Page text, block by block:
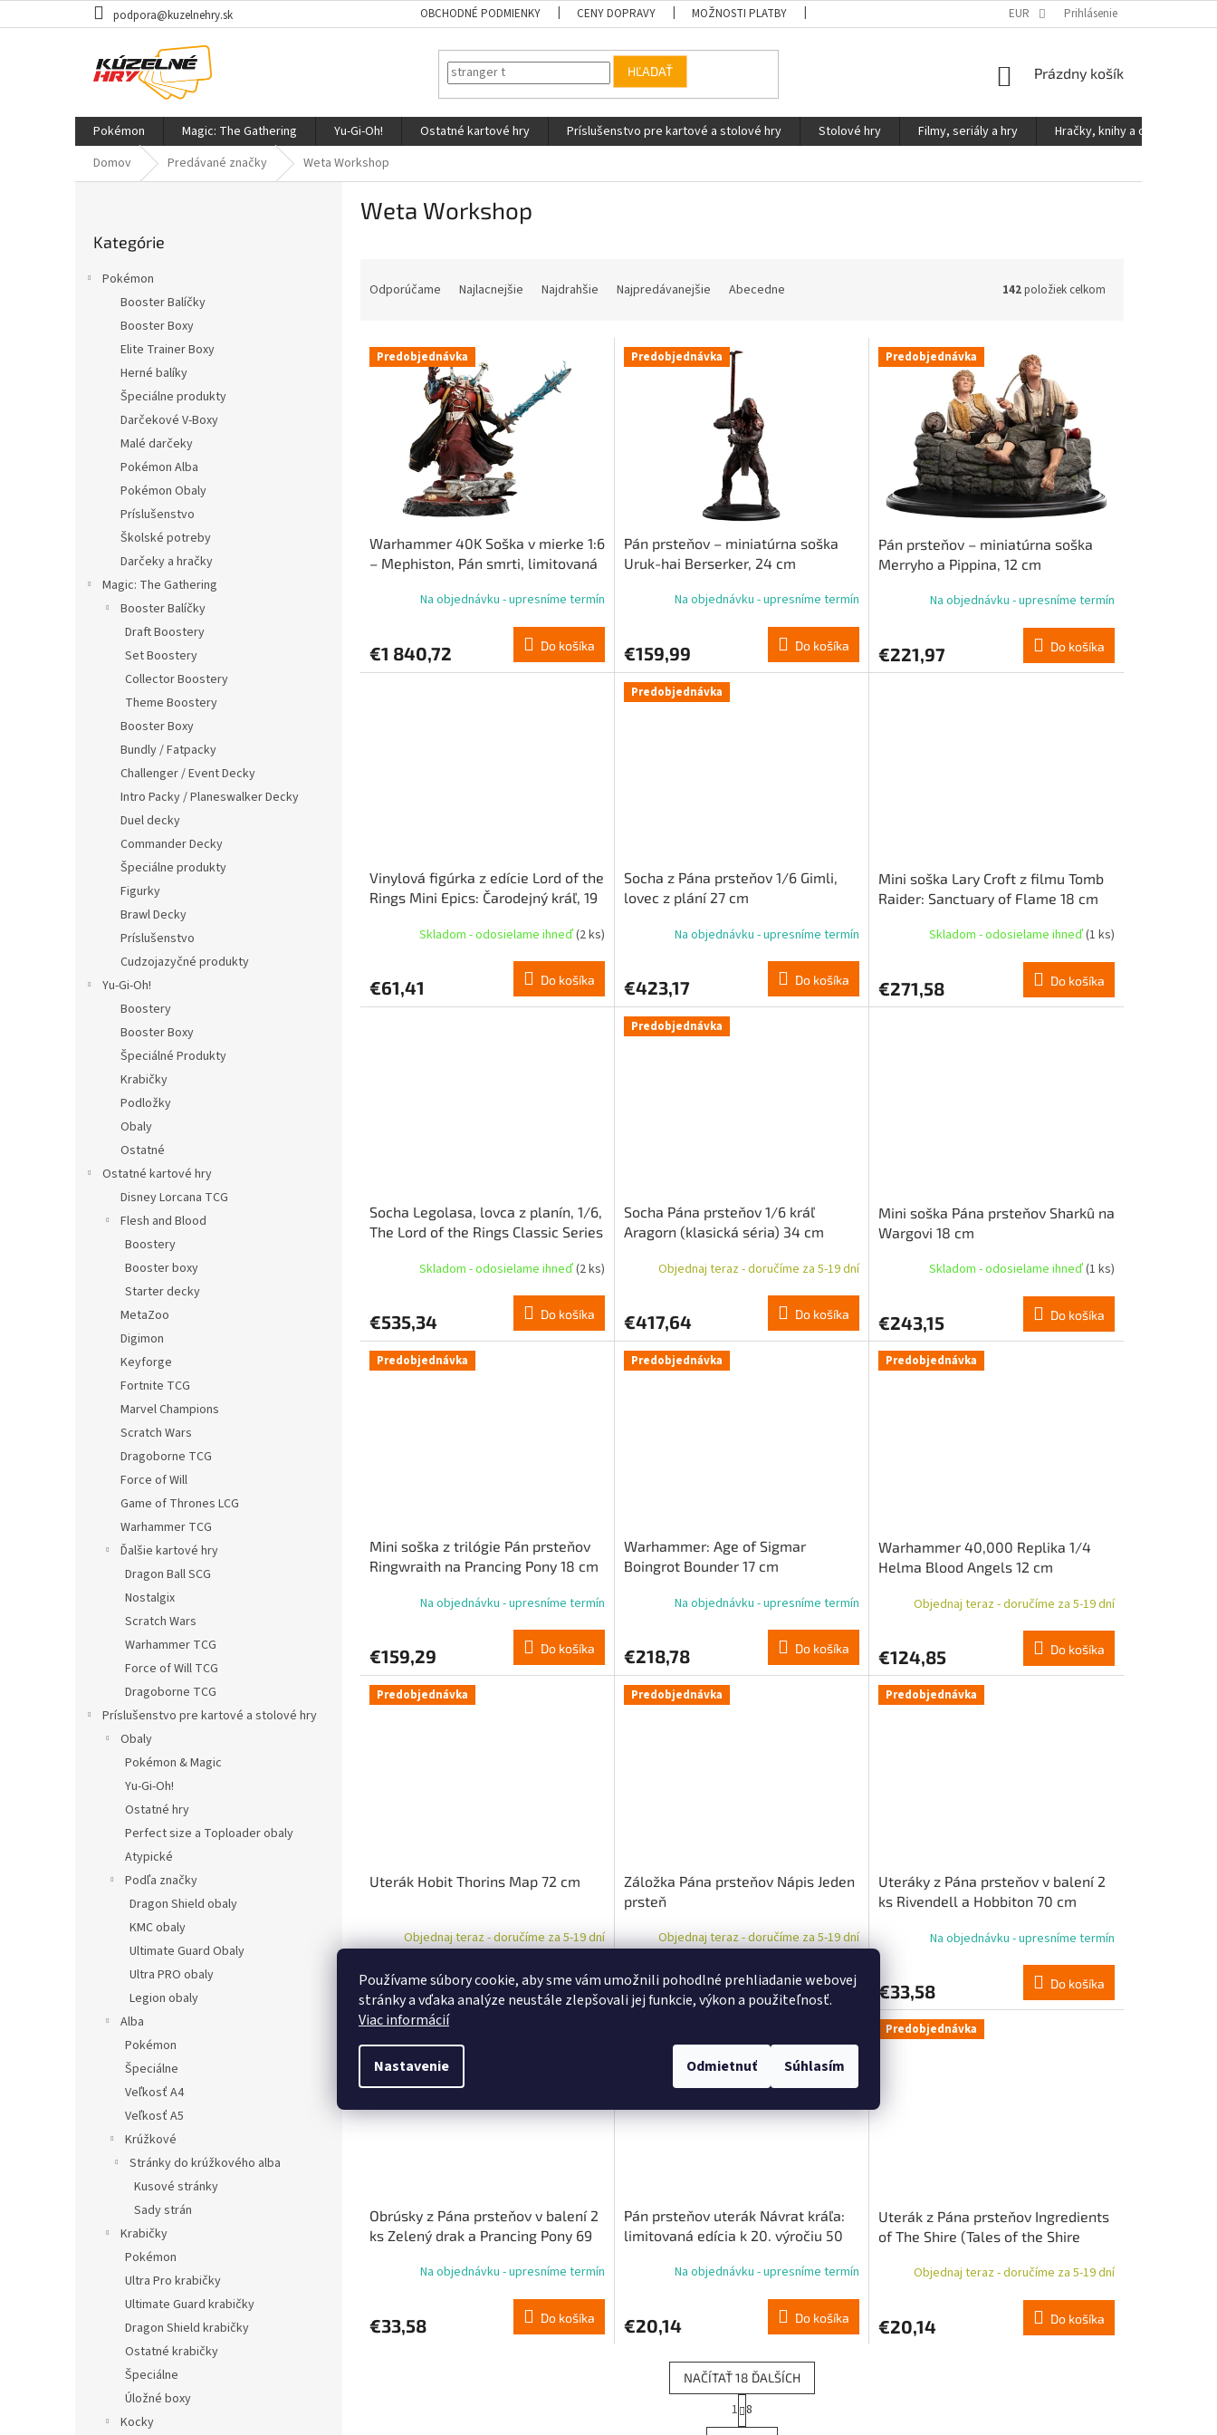
Používame súbory cookie, aby sme vám umožnili pohodlné prehliadanie webovej
stránky a vďaka analýze neustále zlepšovali jej funkcie, výkon a použiteľnosť.
Viac informácií
Nastavenie Odmietnuť Súhlasím
na
podpora@kuzelnehry.sk OBCHODNÉ PODMIENKY CENY DOPRAVY MOŽNOSTI PLATBY PODMIENKY OCHRANY OSOBNÝCH ÚDAJOV
EUR Prihlásenie
HĽADAŤ
NÁKUPNÝ
Prázdny košík
Pokémon Magic: The Gathering Yu-Gi-Oh! Ostatné kartové hry Príslušenstvo pre kartové a stolové hry Stolové hry Filmy, seriály a hry
Hračky, knihy a ostatné
Domov
Predávané značky Weta Workshop
kategórie
Kategórie
Pokémon
Booster Balíčky
Booster Boxy
Elite Trainer Boxy
Herné balíky
Špeciálne produkty
Darčekové V-Boxy
Malé darčeky
Pokémon Alba
Pokémon Obaly
Príslušenstvo
Školské potreby
Darčeky a hračky
Magic: The Gathering
Booster Balíčky
Draft Boostery
Set Boostery
Collector Boostery
Theme Boostery
Booster Boxy
Bundly / Fatpacky
Challenger / Event Decky
Intro Packy / Planeswalker Decky
Duel decky
Commander Decky
Špeciálne produkty
Figurky
Brawl Decky
Príslušenstvo
Cudzojazyčné produkty
Yu-Gi-Oh!
Boostery
Booster Boxy
Špeciálné Produkty
Krabičky
Podložky
Obaly
Ostatné
Ostatné kartové hry
Disney Lorcana TCG
Flesh and Blood
Boostery
Booster boxy
Starter decky
MetaZoo
Digimon
Keyforge
Fortnite TCG
Marvel Champions
Scratch Wars
Dragoborne TCG
Force of Will
Game of Thrones LCG
Warhammer TCG
Ďalšie kartové hry
Dragon Ball SCG
Nostalgix
Scratch Wars
Warhammer TCG
Force of Will TCG
Dragoborne TCG
Príslušenstvo pre kartové a stolové hry
Obaly
Pokémon & Magic
Yu-Gi-Oh!
Ostatné hry
Perfect size a Toploader obaly
Atypické
Podľa značky
Dragon Shield obaly
KMC obaly
Ultimate Guard Obaly
Ultra PRO obaly
Legion obaly
Alba
Pokémon
Špeciálne
Veľkosť A4
Veľkosť A5
Krúžkové
Stránky do krúžkového alba
Kusové stránky
Sady strán
Krabičky
Pokémon
Ultra Pro krabičky
Ultimate Guard krabičky
Dragon Shield krabičky
Ostatné krabičky
Špeciálne
Úložné boxy
Kocky
Weta Workshop
n
Odporúčame Najlacnejšie Najdrahšie Najpredávanejšie Abecedne 142položiek celkom
V Predobjednávka
Warhammer 40K Soška v mierke 1:6
– Mephiston, Pán smrti, limitovaná
Na objednávku - upresníme termín
€1 840,72 Do košíka
Predobjednávka
Pán prsteňov – miniatúrna soška
Uruk-hai Berserker, 24 cm
Na objednávku - upresníme termín
€159,99 Do košíka
Predobjednávka
Pán prsteňov – miniatúrna soška
Merryho a Pippina, 12 cm
Na objednávku - upresníme termín
€221,97 Do košíka
Vinylová figúrka z edície Lord of the
Rings Mini Epics: Čarodejný kráľ, 19
Skladom - odosielame ihneď(2 ks)
€61,41 Do košíka
Predobjednávka
Socha z Pána prsteňov 1/6 Gimli,
lovec z plání 27 cm
Na objednávku - upresníme termín
€423,17 Do košíka
Mini soška Lary Croft z filmu Tomb
Raider: Sanctuary of Flame 18 cm
Skladom - odosielame ihneď(1 ks)
€271,58 Do košíka
Socha Legolasa, lovca z planín, 1/6,
The Lord of the Rings Classic Series
Skladom - odosielame ihneď(2 ks)
€535,34 Do košíka
Predobjednávka
Socha Pána prsteňov 1/6 kráľ
Aragorn (klasická séria) 34 cm
Objednaj teraz - doručíme za 5-19 dní
€417,64 Do košíka
Mini soška Pána prsteňov Sharkû na
Wargovi 18 cm
Skladom - odosielame ihneď(1 ks)
€243,15 Do košíka
Predobjednávka
Mini soška z trilógie Pán prsteňov
Ringwraith na Prancing Pony 18 cm
Na objednávku - upresníme termín
€159,29 Do košíka
Predobjednávka
Warhammer: Age of Sigmar
Boingrot Bounder 17 cm
Na objednávku - upresníme termín
€218,78 Do košíka
Predobjednávka
Warhammer 40,000 Replika 1/4
Helma Blood Angels 12 cm
Objednaj teraz - doručíme za 5-19 dní
€124,85 Do košíka
Predobjednávka
Uterák Hobit Thorins Map 72 cm
Objednaj teraz - doručíme za 5-19 dní
€20,14 Do košíka
Predobjednávka
Záložka Pána prsteňov Nápis Jeden
prsteň
Objednaj teraz - doručíme za 5-19 dní
€21,37 Do košíka
Predobjednávka
Uteráky z Pána prsteňov v balení 2
ks Rivendell a Hobbiton 70 cm
Na objednávku - upresníme termín
€33,58 Do košíka
Predobjednávka
Obrúsky z Pána prsteňov v balení 2
ks Zelený drak a Prancing Pony 69
Na objednávku - upresníme termín
€33,58 Do košíka
Pán prsteňov uterák Návrat kráľa:
limitovaná edícia k 20. výročiu 50
Na objednávku - upresníme termín
€20,14 Do košíka
Predobjednávka
Uterák z Pána prsteňov Ingredients
of The Shire (Tales of the Shire
Objednaj teraz - doručíme za 5-19 dní
€20,14 Do košíka
O
NAČÍTAŤ 18 ĎALŠÍCH
S
t
r
1 8